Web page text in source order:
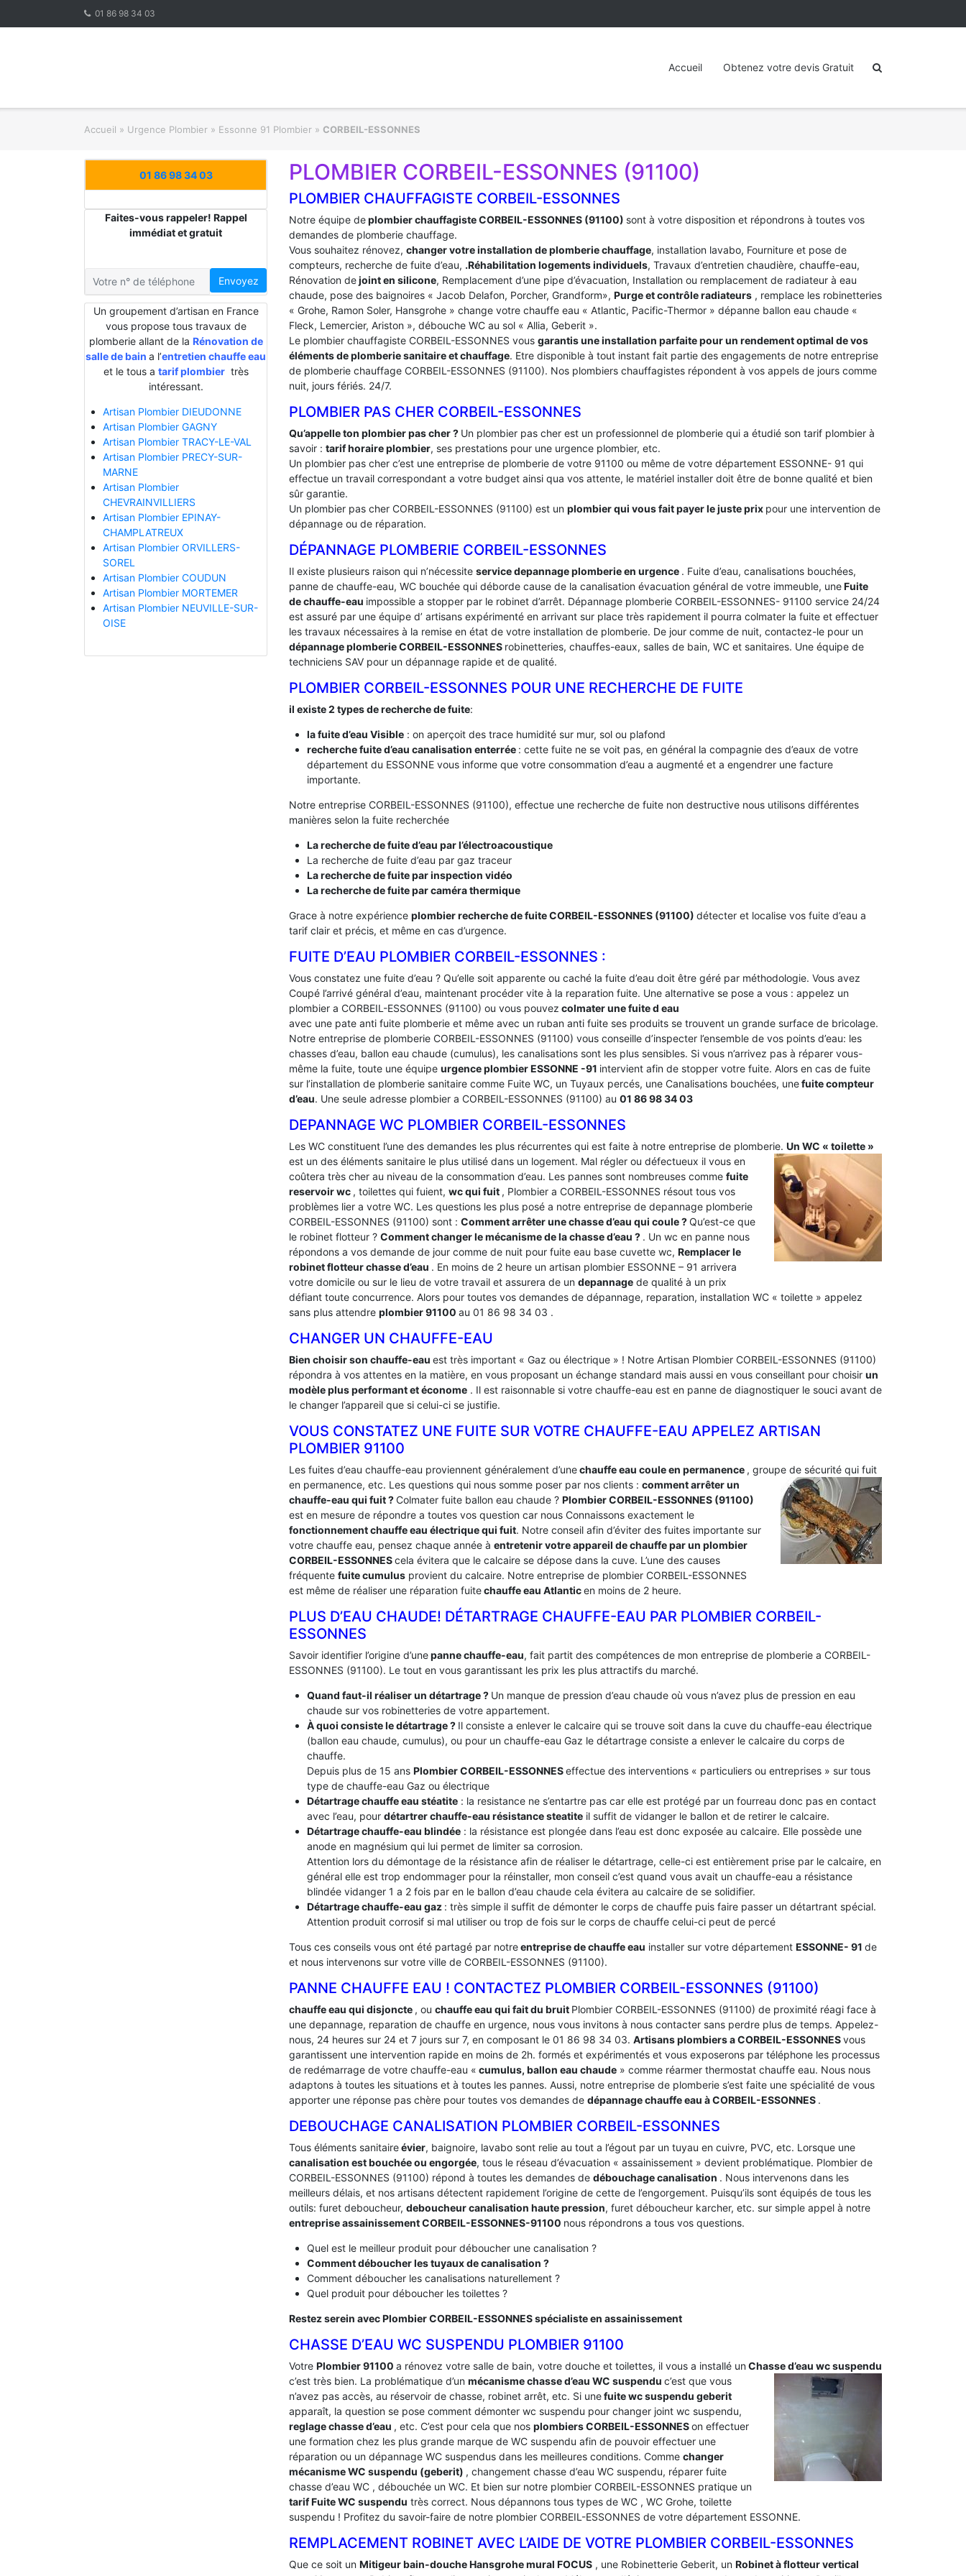
01 86 98 34 03
Accueil Obtenez votre devis Gratuit
Accueil » Urgence Plombier » Essonne 91 Plombier » CORBEIL-ESSONNES
01 86 98 34 03
Faites-vous rappeler! Rappel
immédiat et gratuit
Envoyez
Un groupement d’artisan en France
vous propose tous travaux de
plomberie allant de la Rénovation de
salle de bain a l’entretien chauffe eau
et le tous a tarif plombiertrès
intéressant.
Artisan Plombier DIEUDONNE
Artisan Plombier GAGNY
Artisan Plombier TRACY-LE-VAL
Artisan Plombier PRECY-SUR-
MARNE
Artisan Plombier
CHEVRAINVILLIERS
Artisan Plombier EPINAY-
CHAMPLATREUX
Artisan Plombier ORVILLERS-
SOREL
Artisan Plombier COUDUN
Artisan Plombier MORTEMER
Artisan Plombier NEUVILLE-SUR-
OISE
PLOMBIER CORBEIL-ESSONNES (91100)
PLOMBIER CHAUFFAGISTE CORBEIL-ESSONNES
Notre équipe deplombier chauffagiste CORBEIL-ESSONNES (91100) sont à votre disposition et répondrons à toutes vos
demandes de plomberie chauffage.
Vous souhaitez rénovez, changer votre installation de plomberie chauffage, installation lavabo, Fourniture et pose de
compteurs, recherche de fuite d’eau, .Réhabilitation logements individuels, Travaux d’entretien chaudière, chauffe-eau,
Rénovation dejoint en silicone, Remplacement d’une pipe d’évacuation, Installation ou remplacement de radiateur à eau
chaude, pose des baignoires « Jacob Delafon, Porcher, Grandform», Purge et contrôle radiateurs , remplace les robinetteries
« Grohe, Ramon Soler, Hansgrohe » change votre chauffe eau « Atlantic, Pacific-Thermor » dépanne ballon eau chaude «
Fleck, Lemercier, Ariston », débouche WC au sol « Allia, Geberit ».
Le plombier chauffagiste CORBEIL-ESSONNES vous garantis une installation parfaite pour un rendement optimal de vos
éléments de plomberie sanitaire et chauffage. Etre disponible à tout instant fait partie des engagements de notre entreprise
de plomberie chauffage CORBEIL-ESSONNES (91100). Nos plombiers chauffagistes répondent à vos appels de jours comme
nuit, jours fériés. 24/7.
PLOMBIER PAS CHER CORBEIL-ESSONNES
Qu’appelle ton plombier pas cher ? Un plombier pas cher est un professionnel de plomberie qui a étudié son tarif plombier à
savoir : tarif horaire plombier, ses prestations pour une urgence plombier, etc.
Un plombier pas cher c’est une entreprise de plomberie de votre 91100 ou même de votre département ESSONNE- 91 qui
effectue un travail correspondant a votre budget ainsi qua vos attente, le matériel installer doit être de bonne qualité et bien
sûr garantie.
Un plombier pas cher CORBEIL-ESSONNES (91100) est un plombier qui vous fait payer le juste prix pour une intervention de
dépannage ou de réparation.
DÉPANNAGE PLOMBERIE CORBEIL-ESSONNES
Il existe plusieurs raison qui n’nécessite service depannage plomberie en urgence . Fuite d’eau, canalisations bouchées,
panne de chauffe-eau, WC bouchée qui déborde cause de la canalisation évacuation général de votre immeuble, uneFuite
de chauffe-eau impossible a stopper par le robinet d’arrêt. Dépannage plomberie CORBEIL-ESSONNES- 91100 service 24/24
est assuré par une équipe d’ artisans expérimenté en arrivant sur place très rapidement il pourra colmater la fuite et effectuer
les travaux nécessaires à la remise en état de votre installation de plomberie. De jour comme de nuit, contactez-le pour un
dépannage plomberie CORBEIL-ESSONNES robinetteries, chauffes-eaux, salles de bain, WC et sanitaires. Une équipe de
techniciens SAV pour un dépannage rapide et de qualité.
PLOMBIER CORBEIL-ESSONNES POUR UNE RECHERCHE DE FUITE
il existe 2 types de recherche de fuite:
la fuite d’eau Visible: on aperçoit des trace humidité sur mur, sol ou plafond
recherche fuite d’eau canalisation enterrée : cette fuite ne se voit pas, en général la compagnie des d’eaux de votre
département du ESSONNE vous informe que votre consommation d’eau a augmenté et a engendrer une facture
importante.
Notre entreprise CORBEIL-ESSONNES (91100), effectue une recherche de fuite non destructive nous utilisons différentes
manières selon la fuite recherchée
La recherche de fuite d’eau par l’électroacoustique
La recherche de fuite d’eau par gaz traceur
La recherche de fuite par inspection vidéo
La recherche de fuite par caméra thermique
Grace à notre expérience plombier recherche de fuite CORBEIL-ESSONNES (91100) détecter et localise vos fuite d’eau a
tarif clair et précis, et même en cas d’urgence.
FUITE D’EAU PLOMBIER CORBEIL-ESSONNES :
Vous constatez une fuite d’eau ? Qu’elle soit apparente ou caché la fuite d’eau doit être géré par méthodologie. Vous avez
Coupé l’arrivé général d’eau, maintenant procéder vite à la reparation fuite. Une alternative se pose a vous : appelez un
plombier a CORBEIL-ESSONNES (91100) ou vous pouvez colmater une fuite d eau
avec une pate anti fuite plomberie et même avec un ruban anti fuite ses produits se trouvent un grande surface de bricolage.
Notre entreprise de plomberie CORBEIL-ESSONNES (91100) vous conseille d’inspecter l’ensemble de vos points d’eau: les
chasses d’eau, ballon eau chaude (cumulus), les canalisations sont les plus sensibles. Si vous n’arrivez pas à réparer vous-
même la fuite, toute une équipe urgence plombier ESSONNE -91 intervient afin de stopper votre fuite. Alors en cas de fuite
sur l’installation de plomberie sanitaire comme Fuite WC, un Tuyaux percés, une Canalisations bouchées, unefuite compteur
d’eau. Une seule adresse plombier a CORBEIL-ESSONNES (91100) au 01 86 98 34 03
DEPANNAGE WC PLOMBIER CORBEIL-ESSONNES
Les WC constituent l’une des demandes les plus récurrentes qui est faite à notre entreprise de plomberie. Un WC « toilette »
est un des éléments sanitaire le plus utilisé dans un logement. Mal régler ou défectueux il vous en
coûtera très cher au niveau de la consommation d’eau. Les pannes sont nombreuses comme fuite
reservoir wc , toilettes qui fuient, wc qui fuit , Plombier a CORBEIL-ESSONNES résout tous vos
problèmes lier a votre WC. Les questions les plus posé a notre entreprise de depannage plomberie
CORBEIL-ESSONNES (91100) sont : Comment arrêter une chasse d’eau qui coule ?Qu’est-ce que
le robinet flotteur ? Comment changer le mécanisme de la chasse d’eau ? . Un wc en panne nous
répondons a vos demande de jour comme de nuit pour fuite eau base cuvette wc, Remplacer le
robinet flotteur chasse d’eau . En moins de 2 heure un artisan plombier ESSONNE – 91 arrivera
votre domicile ou sur le lieu de votre travail et assurera de un depannage de qualité à un prix
défiant toute concurrence. Alors pour toutes vos demandes de dépannage, reparation, installation WC « toilette » appelez
sans plus attendre plombier 91100 au 01 86 98 34 03 .
CHANGER UN CHAUFFE-EAU
Bien choisir son chauffe-eau est très important « Gaz ou électrique » ! Notre Artisan Plombier CORBEIL-ESSONNES (91100)
répondra à vos attentes en la matière, en vous proposant un échange standard mais aussi en vous conseillant pour choisir un
modèle plus performant et économe . Il est raisonnable si votre chauffe-eau est en panne de diagnostiquer le souci avant de
le changer l’appareil que si celui-ci se justifie.
VOUS CONSTATEZ UNE FUITE SUR VOTRE CHAUFFE-EAU APPELEZ ARTISAN
PLOMBIER 91100
Les fuites d’eau chauffe-eau proviennent généralement d’unechauffe eau coule en permanence , groupe de sécurité qui fuit
en permanence, etc. Les questions qui nous somme poser par nos clients : comment arrêter un
chauffe-eau qui fuit ?Colmater fuite ballon eau chaude ? Plombier CORBEIL-ESSONNES (91100)
est en mesure de répondre a toutes vos question car nous Connaissons exactement le
fonctionnement chauffe eau électrique qui fuit. Notre conseil afin d’éviter des fuites importante sur
votre chauffe eau, pensez chaque année à entretenir votre appareil de chauffe par un plombier
CORBEIL-ESSONNEScela évitera que le calcaire se dépose dans la cuve. L’une des causes
fréquente fuite cumulus provient du calcaire. Notre entreprise de plombier CORBEIL-ESSONNES
est même de réaliser une réparation fuitechauffe eau Atlanticen moins de 2 heure.
PLUS D’EAU CHAUDE! DÉTARTRAGE CHAUFFE-EAU PAR PLOMBIER CORBEIL-
ESSONNES
Savoir identifier l’origine d’unepanne chauffe-eau, fait partit des compétences de mon entreprise de plomberie a CORBEIL-
ESSONNES (91100). Le tout en vous garantissant les prix les plus attractifs du marché.
Quand faut-il réaliser un détartrage ? Un manque de pression d’eau chaude où vous n’avez plus de pression en eau
chaude sur vos robinetteries de votre appartement.
À quoi consiste le détartrage ? Il consiste a enlever le calcaire qui se trouve soit dans la cuve du chauffe-eau électrique
(ballon eau chaude, cumulus), ou pour un chauffe-eau Gaz le détartrage consiste a enlever le calcaire du corps de
chauffe.
Depuis plus de 15 ans Plombier CORBEIL-ESSONNESeffectue des interventions « particuliers ou entreprises » sur tous
type de chauffe-eau Gaz ou électrique
Détartrage chauffe eau stéatite: la resistance ne s’entartre pas car elle est protégé par un fourreau donc pas en contact
avec l’eau, pour détartrer chauffe-eau résistance steatiteil suffit de vidanger le ballon et de retirer le calcaire.
Détartrage chauffe-eau blindée: la résistance est plongée dans l’eau est donc exposée au calcaire. Elle possède une
anode en magnésium qui lui permet de limiter sa corrosion.
Attention lors du démontage de la résistance afin de réaliser le détartrage, celle-ci est entièrement prise par le calcaire, en
général elle est trop endommager pour la réinstaller, mon conseil c’est quand vous avait un chauffe-eau a résistance
blindée vidanger 1 a 2 fois par en le ballon d’eau chaude cela évitera au calcaire de se solidifier.
Détartrage chauffe-eau gaz : très simple il suffit de démonter le corps de chauffe puis faire passer un détartrant spécial.
Attention produit corrosif si mal utiliser ou trop de fois sur le corps de chauffe celui-ci peut de percé
Tous ces conseils vous ont été partagé par notreentreprise de chauffe eau installer sur votre département ESSONNE- 91 de
et nous intervenons sur votre ville de CORBEIL-ESSONNES (91100).
PANNE CHAUFFE EAU ! CONTACTEZ PLOMBIER CORBEIL-ESSONNES (91100)
chauffe eau qui disjoncte , ou chauffe eau qui fait du bruit Plombier CORBEIL-ESSONNES (91100) de proximité réagi face à
une depannage, reparation de chauffe en urgence, nous vous invitons à nous contacter sans perdre plus de temps. Appelez-
nous, 24 heures sur 24 et 7 jours sur 7, en composant le 01 86 98 34 03. Artisans plombiers a CORBEIL-ESSONNESvous
garantissent une intervention rapide en moins de 2h. formés et expérimentés et vous exposerons par téléphone les processus
de redémarrage de votre chauffe-eau « cumulus, ballon eau chaude » comme réarmer thermostat chauffe eau. Nous nous
adaptons à toutes les situations et à toutes les pannes. Aussi, notre entreprise de plomberie s’est faite une spécialité de vous
apporter une réponse pas chère pour toutes vos demandes de dépannage chauffe eau à CORBEIL-ESSONNES .
DEBOUCHAGE CANALISATION PLOMBIER CORBEIL-ESSONNES
Tous éléments sanitaireévier, baignoire, lavabo sont relie au tout a l’égout par un tuyau en cuivre, PVC, etc. Lorsque une
canalisation est bouchée ou engorgée, tous le réseau d’évacuation « assainissement » devient problématique. Plombier de
CORBEIL-ESSONNES (91100) répond à toutes les demandes de débouchage canalisation . Nous intervenons dans les
meilleurs délais, et nos artisans détectent rapidement l’origine de cette de l’engorgement. Puisqu’ils sont équipés de tous les
outils: furet deboucheur, deboucheur canalisation haute pression, furet déboucheur karcher, etc. sur simple appel à notre
entreprise assainissement CORBEIL-ESSONNES-91100 nous répondrons a tous vos questions.
Quel est le meilleur produit pour déboucher une canalisation ?
Comment déboucher les tuyaux de canalisation ?
Comment déboucher les canalisations naturellement ?
Quel produit pour déboucher les toilettes ?
Restez serein avec Plombier CORBEIL-ESSONNES spécialiste en assainissement
CHASSE D’EAU WC SUSPENDU PLOMBIER 91100
Votre Plombier 91100 a rénovez votre salle de bain, votre douche et toilettes, il vous a installé unChasse d’eau wcsuspendu
c’est très bien. La problématique d’un mécanisme chasse d’eau WC suspendu c’est que vous
n’avez pas accès, au réservoir de chasse, robinet arrêt, etc. Si unefuite wc suspendu geberit
apparaît, la question se pose comment démonter wc suspendu pour changer joint wc suspendu,
reglage chasse d’eau , etc. C’est pour cela que nos plombiers CORBEIL-ESSONNESon effectuer
une formation chez les plus grande marque de WC suspendu afin de pouvoir effectuer une
réparation ou un dépannage WC suspendus dans les meilleures conditions. Comme changer
mécanisme WC suspendu (geberit) , changement chasse d’eau WC suspendu, réparer fuite
chasse d’eau WC , débouchée un WC. Et bien sur notre plombier CORBEIL-ESSONNES pratique un
tarif Fuite WC suspendu très correct. Nous dépannons tous types de WC , WC Grohe, toilette
suspendu ! Profitez du savoir-faire de notre plombier CORBEIL-ESSONNES de votre département ESSONNE.
REMPLACEMENT ROBINET AVEC L’AIDE DE VOTRE PLOMBIER CORBEIL-ESSONNES
Que ce soit un Mitigeur bain-douche Hansgrohe mural FOCUS , une Robinetterie Geberit, un Robinet à flotteur vertical